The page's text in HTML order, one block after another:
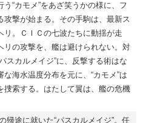
“カモメ”をあざ笑うかの様に、フ
攻撃が始まる。その手駒は、最新ス
リ。ＣＩＣの七波たちに動揺が走
リの攻撃を、艦は避けられない。対
スカルメイジ”に、反撃する術はな
海水温度分布を元に、“カモメ”は
捜索する。はたして翼は、艦の危機
帰途に就いた“パスカルメイジ”。任